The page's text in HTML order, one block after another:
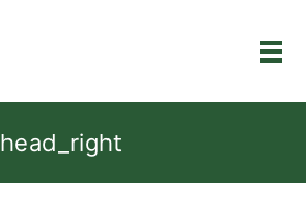
メ
head_right